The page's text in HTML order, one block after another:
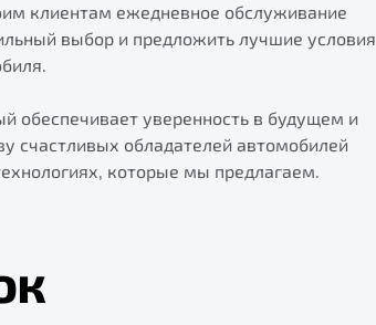
клиентам ежедневное обслуживание
выбор и предложить лучшие условия
обеспечивает уверенность в будущем и
счастливых обладателей автомобилей
которые мы предлагаем.